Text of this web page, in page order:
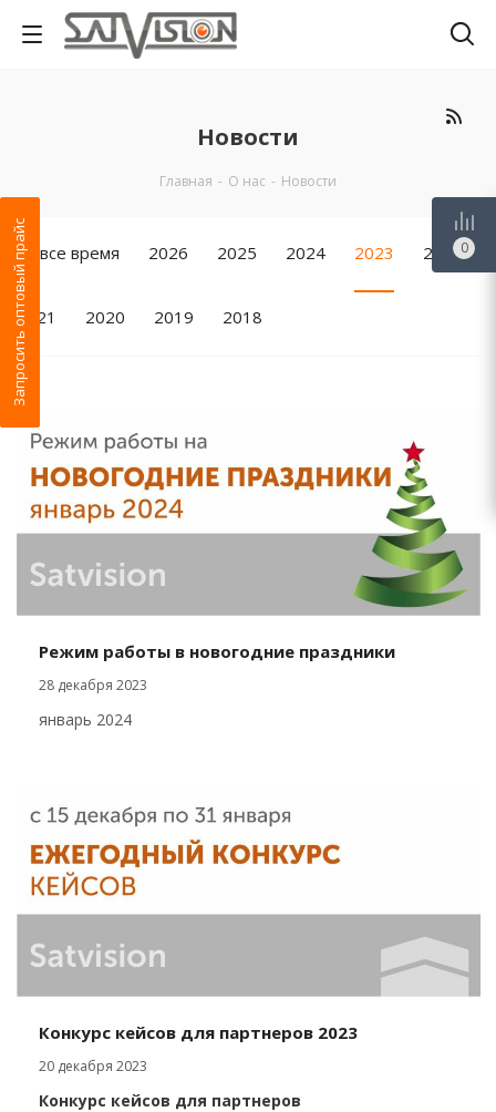
Новости
Главная - О нас - Новости
За все время 2026 2025 2024 2023 2022
2021 2020 2019 2018
Режим работы в новогодние праздники
28 декабря 2023
январь 2024
Конкурс кейсов для партнеров 2023
20 декабря 2023
Конкурс кейсов для партнеров
Запросить оптовый прайс 0